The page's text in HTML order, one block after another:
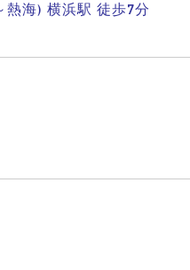
熱海) 横浜駅 徒歩7分